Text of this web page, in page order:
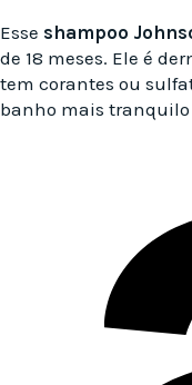
Esse shampoo
de 18 meses. Ele é
tem corantes ou
banho mais tranquilo